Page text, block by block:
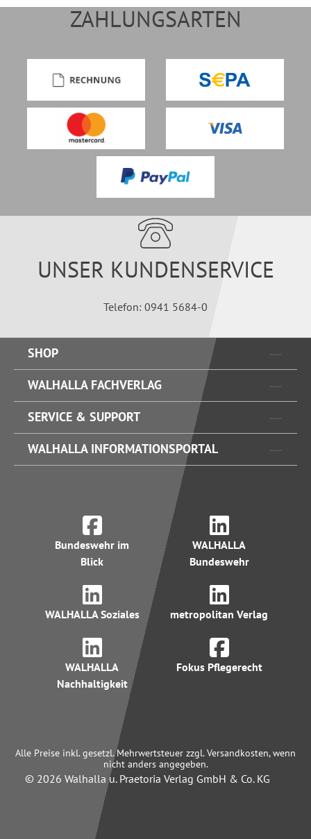
ZAHLUNGSARTEN
UNSER KUNDENSERVICE
Telefon: 0941 5684-0
SHOP
WALHALLA FACHVERLAG
SERVICE & SUPPORT
WALHALLA INFORMATIONSPORTAL
Bundeswehr im
Blick
WALHALLA
Bundeswehr
WALHALLA Soziales metropolitan Verlag
WALHALLA
Nachhaltigkeit
Fokus Pflegerecht
Alle Preise inkl. gesetzl. Mehrwertsteuer zzgl. Versandkosten, wenn
nicht anders angegeben.
© 2026 Walhalla u. Praetoria Verlag GmbH & Co. KG